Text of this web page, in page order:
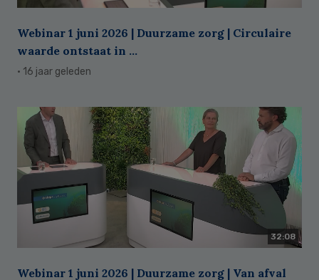
Webinar 1 juni 2026 | Duurzame zorg | Circulaire
waarde ontstaat in ...
· 16 jaar geleden
32:08
Webinar 1 juni 2026 | Duurzame zorg | Van afval